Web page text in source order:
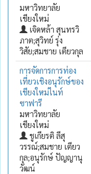
มหาวิทยาลัย
เชียงใหม่
เจิดหล้า สุนทรวิ
ภาต;สุวิทย์ รุ่ง
วิสัย;สมชาย เตียวกุล
การจัดการการท่อง
เที่ยวเชิงอนุรักษ์ของ
เชียงใหม่ไนท์
ซาฟารี
มหาวิทยาลัย
เชียงใหม่
ชูเกียรติ ลีสุ
วรรณ์;สมชาย เตียว
กุล;อนุรักษ์ ปัญญานุ
วัฒน์